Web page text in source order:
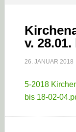
v.
26. JANUAR 2018
5-2018
bis 18-02-